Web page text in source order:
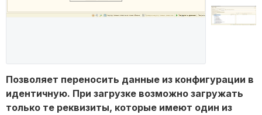
Позволяет переносить данные из конфигурации в
идентичную. При загрузке возможно загружать
только те реквизиты, которые имеют один из